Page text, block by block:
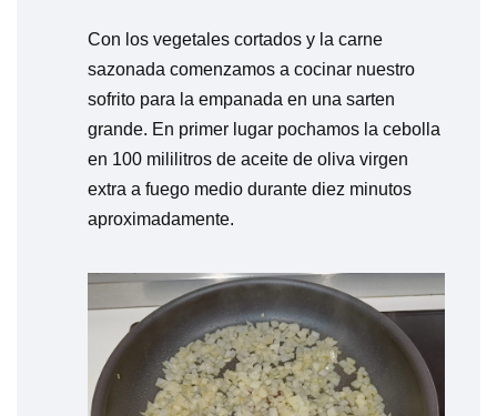
Con los vegetales cortados y la carne
sazonada comenzamos a cocinar nuestro
sofrito para la empanada en una sarten
grande. En primer lugar pochamos la cebolla
en 100 mililitros de aceite de oliva virgen
extra a fuego medio durante diez minutos
aproximadamente.